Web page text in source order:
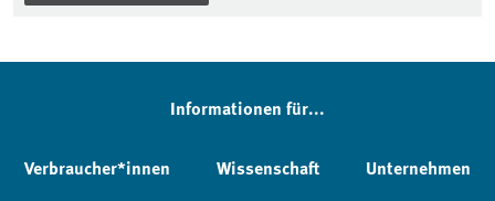
Informationen für...
Verbraucher*innen Wissenschaft Unternehmen